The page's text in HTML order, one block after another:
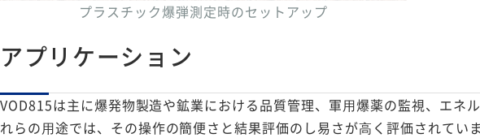
プラスチック爆弾測定時のセットアップ
アプリケーション
VOD815は主に爆発物製造や鉱業における品質管理、軍⽤爆薬の監視、エネ
れらの⽤途では、その操作の簡便さと結果評価のし易さが⾼く評価されていま